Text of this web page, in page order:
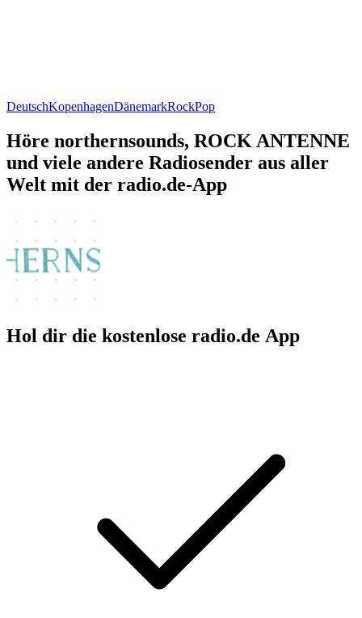
DeutschKopenhagenDänemarkRockPop
Höre northernsounds, ROCK ANTENNE
und viele andere Radiosender aus aller
Welt mit der radio.de-App
Hol dir die kostenlose radio.de App